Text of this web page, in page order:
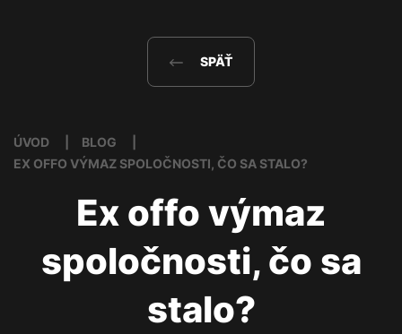
SPÄŤ
ÚVOD
BLOG
EX OFFO VÝMAZ SPOLOČNOSTI, ČO SA STALO?
Ex offo výmaz
spoločnosti, čo sa
stalo?